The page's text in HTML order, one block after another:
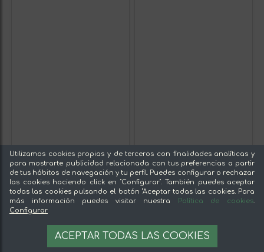
Utilizamos cookies propias y de terceros con finalidades analíticas y
para mostrarte publicidad relacionada con tus preferencias a partir
de tus hábitos de navegación y tu perfil. Puedes configurar o rechazar
las cookies haciendo click en "Configurar". También puedes aceptar
todas las cookies pulsando el botón "Aceptar todas las cookies. Para
más información puedes visitar nuestra
Política de cookies.
Configurar
ACEPTAR TODAS LAS COOKIES